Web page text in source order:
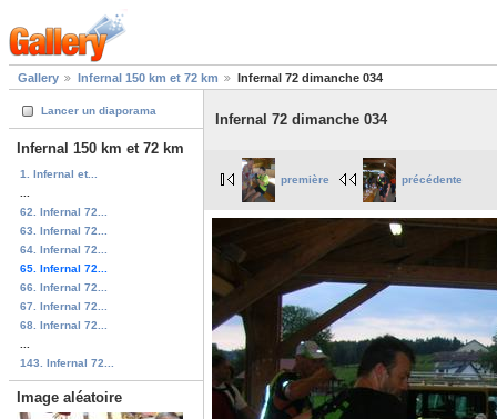
Gallery Infernal 150 km et 72 km Infernal 72 dimanche 034
Lancer un diaporama
Infernal 150 km et 72 km
1. Infernal et...
62. Infernal 72...
63. Infernal 72...
64. Infernal 72...
65. Infernal 72...
66. Infernal 72...
67. Infernal 72...
68. Infernal 72...
143. Infernal 72...
Image aléatoire
Infernal 72 dimanche 034
première précédente